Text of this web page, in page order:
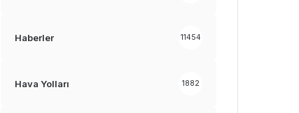
Haberler 11454
Hava Yolları 1882